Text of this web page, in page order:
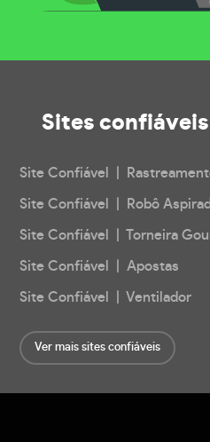
Sites confiáveis
Site Confiável |
Site Confiável | Robô
Site Confiável | Torneira
Site Confiável | Apostas
Site Confiável | Ventilador
Ver mais sites confiáveis